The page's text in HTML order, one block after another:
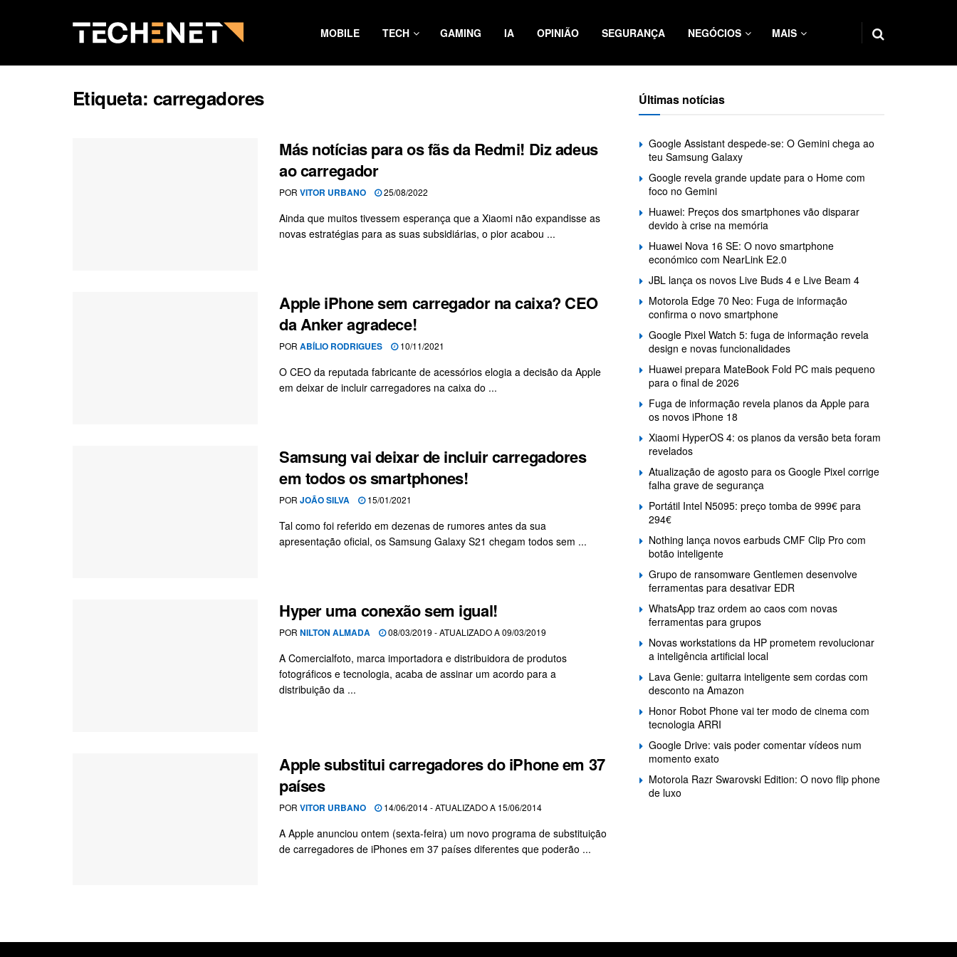
MOBILE TECH GAMING IA OPINIÃO SEGURANÇA NEGÓCIOS MAIS
Etiqueta: carregadores
Más notícias para os fãs da Redmi! Diz adeus
ao carregador
POR VITOR URBANO 25/08/2022
Ainda que muitos tivessem esperança que a Xiaomi não expandisse as
novas estratégias para as suas subsidiárias, o pior acabou ...
Apple iPhone sem carregador na caixa? CEO
da Anker agradece!
POR ABÍLIO RODRIGUES 10/11/2021
O CEO da reputada fabricante de acessórios elogia a decisão da Apple
em deixar de incluir carregadores na caixa do ...
Samsung vai deixar de incluir carregadores
em todos os smartphones!
POR JOÃO SILVA 15/01/2021
Tal como foi referido em dezenas de rumores antes da sua
apresentação oficial, os Samsung Galaxy S21 chegam todos sem ...
Hyper uma conexão sem igual!
POR NILTON ALMADA 08/03/2019 - ATUALIZADO A 09/03/2019
A Comercialfoto, marca importadora e distribuidora de produtos
fotográficos e tecnologia, acaba de assinar um acordo para a
distribuição da ...
Apple substitui carregadores do iPhone em 37
países
POR VITOR URBANO 14/06/2014 - ATUALIZADO A 15/06/2014
A Apple anunciou ontem (sexta-feira) um novo programa de substituição
de carregadores de iPhones em 37 países diferentes que poderão ...
Últimas notícias
Google Assistant despede-se: O Gemini chega ao
teu Samsung Galaxy
Google revela grande update para o Home com
foco no Gemini
Huawei: Preços dos smartphones vão disparar
devido à crise na memória
Huawei Nova 16 SE: O novo smartphone
económico com NearLink E2.0
JBL lança os novos Live Buds 4 e Live Beam 4
Motorola Edge 70 Neo: Fuga de informação
confirma o novo smartphone
Google Pixel Watch 5: fuga de informação revela
design e novas funcionalidades
Huawei prepara MateBook Fold PC mais pequeno
para o final de 2026
Fuga de informação revela planos da Apple para
os novos iPhone 18
Xiaomi HyperOS 4: os planos da versão beta foram
revelados
Atualização de agosto para os Google Pixel corrige
falha grave de segurança
Portátil Intel N5095: preço tomba de 999€ para
294€
Nothing lança novos earbuds CMF Clip Pro com
botão inteligente
Grupo de ransomware Gentlemen desenvolve
ferramentas para desativar EDR
WhatsApp traz ordem ao caos com novas
ferramentas para grupos
Novas workstations da HP prometem revolucionar
a inteligência artificial local
Lava Genie: guitarra inteligente sem cordas com
desconto na Amazon
Honor Robot Phone vai ter modo de cinema com
tecnologia ARRI
Google Drive: vais poder comentar vídeos num
momento exato
Motorola Razr Swarovski Edition: O novo flip phone
de luxo